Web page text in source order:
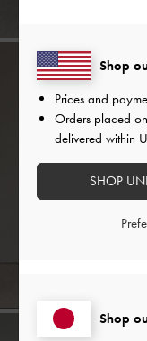
Shop
Shop
Prices and
Orders placed on
delivered within
SHOP